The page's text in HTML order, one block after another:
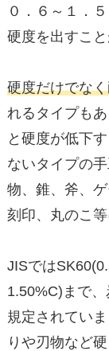
０．６～１．
硬度を出すこ
硬度だけでな
れるタイプも
と硬度が低下
ないタイプの
物、錐、斧、
刻印、丸のこ等
JISでは
1.50%C)まで
規定されてい
りや刃物など